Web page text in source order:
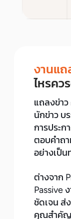
งานแถ
ไหรคว
แถลงข่า
นักข่าว บ
การประ
ตอบคำถ
อย่างเป็น
ต่างจาก
Passive
ชัดเจน ส่
คุณสำคัญ